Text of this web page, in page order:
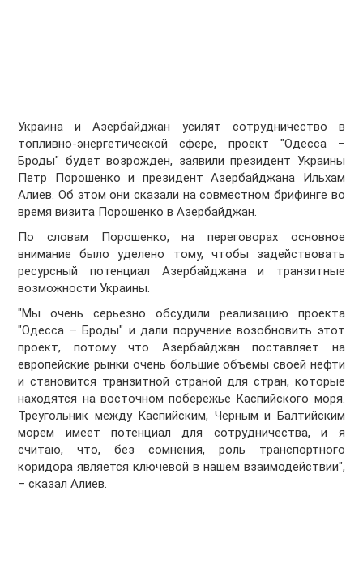
Украина и Азербайджан усилят сотрудничество в
топливно-энергетической сфере, проект "Одесса –
Броды" будет возрожден, заявили президент Украины
Петр Порошенко и президент Азербайджана Ильхам
Алиев. Об этом они сказали на совместном брифинге во
время визита Порошенко в Азербайджан.
По словам Порошенко, на переговорах основное
внимание было уделено тому, чтобы задействовать
ресурсный потенциал Азербайджана и транзитные
возможности Украины.
"Мы очень серьезно обсудили реализацию проекта
"Одесса – Броды" и дали поручение возобновить этот
проект, потому что Азербайджан поставляет на
европейские рынки очень большие объемы своей нефти
и становится транзитной страной для стран, которые
находятся на восточном побережье Каспийского моря.
Треугольник между Каспийским, Черным и Балтийским
морем имеет потенциал для сотрудничества, и я
считаю, что, без сомнения, роль транспортного
коридора является ключевой в нашем взаимодействии",
– сказал Алиев.